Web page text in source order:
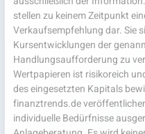
stellen zu keinem Zeitpunkt
Verkaufsempfehlung dar. Sie
Kursentwicklungen der
Handlungsaufforderung zu
Wertpapieren ist risikoreich
des eingesetzten Kapitals
finanztrends.de
individuelle Bedürfnisse